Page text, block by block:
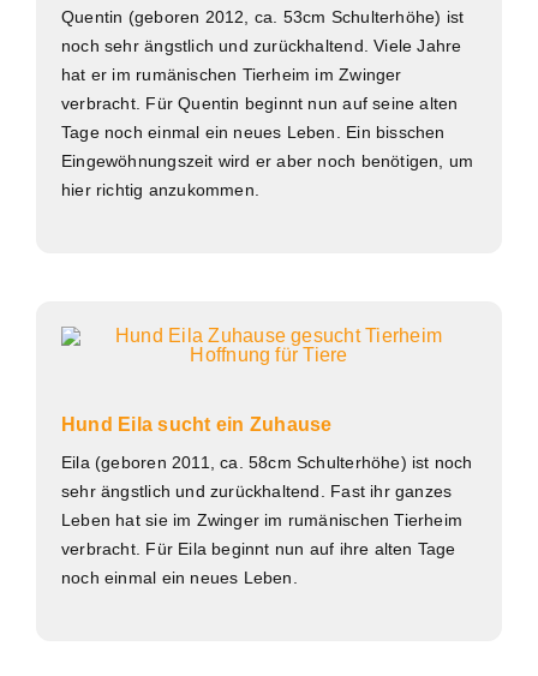
Quentin (geboren 2012, ca. 53cm Schulterhöhe) ist
noch sehr ängstlich und zurückhaltend. Viele Jahre
hat er im rumänischen Tierheim im Zwinger
verbracht. Für Quentin beginnt nun auf seine alten
Tage noch einmal ein neues Leben. Ein bisschen
Eingewöhnungszeit wird er aber noch benötigen, um
hier richtig anzukommen.
Hund Eila sucht ein Zuhause
Eila (geboren 2011, ca. 58cm Schulterhöhe) ist noch
sehr ängstlich und zurückhaltend. Fast ihr ganzes
Leben hat sie im Zwinger im rumänischen Tierheim
verbracht. Für Eila beginnt nun auf ihre alten Tage
noch einmal ein neues Leben.